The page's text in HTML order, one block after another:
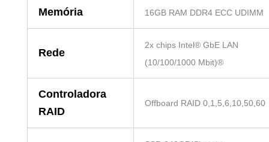
Memória 16GB RAM DDR4 ECC UDIMM
Rede
2x chips Intel® GbE LAN
(10/100/1000 Mbit)®
Controladora
RAID
Offboard RAID 0,1,5,6,10,50,60